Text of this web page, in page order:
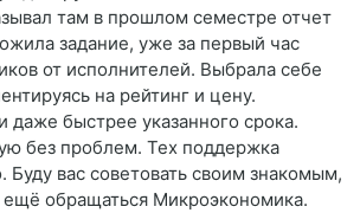
там в прошлом семестре отчет
задание, уже за первый час
от исполнителей. Выбрала себе
на рейтинг и цену.
даже быстрее указанного срока.
без проблем. Тех поддержка
Буду вас советовать своим знакомым,
ещё обращаться Микроэкономика.